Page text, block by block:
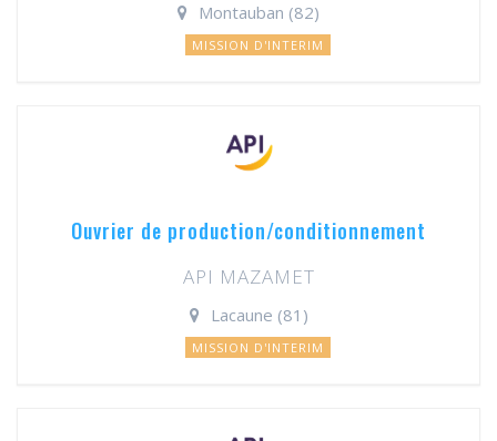
Montauban (82)
MISSION D'INTERIM
Ouvrier de production/conditionnement
API MAZAMET
Lacaune (81)
MISSION D'INTERIM